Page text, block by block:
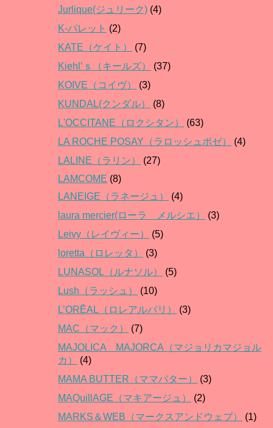
Jurlique(ジュリーク) (4)
K-パレット (2)
KATE（ケイト）
(7)
Kiehl’ｓ（キールズ）
(37)
KOIVE（コイヴ）
(3)
KUNDAL(クンダル）
(8)
L'OCCITANE（ロクシタン）
(63)
LA ROCHE POSAY（ラロッシュポゼ）
(4)
LALINE（ラリン）
(27)
LAMCOME (8)
LANEIGE（ラネージュ）
(4)
laura mercier(ローラ メルシエ）
(3)
Leivy（レイヴィー）
(5)
loretta（ロレッタ）
(3)
LUNASOL（ルナソル）
(5)
Lush（ラッシュ）
(10)
L’ORĒAL（ロレアルパリ）
(3)
MAC（マック）
(7)
MAJOLICA MAJORCA（マジョリカマジョル
カ）
(4)
MAMA BUTTER（ママバター）
(3)
MAQuillAGE（マキアージュ）
(2)
MARKS＆WEB（マークスアンドウェブ）
(1)